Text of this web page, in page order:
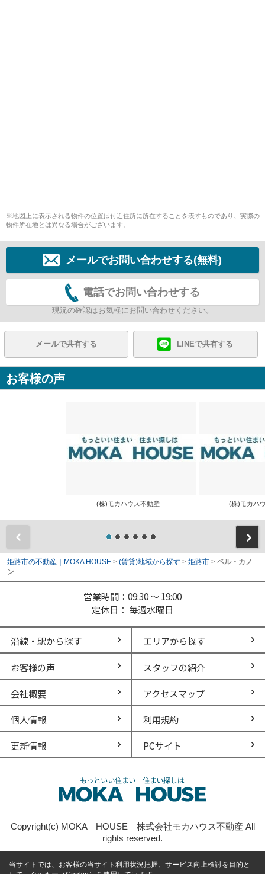
※地図上に表示される物件の位置は付近住所に所在することを表すものであり、実際の
物件所在地とは異なる場合がございます。
メールでお問い合わせする(無料)
電話でお問い合わせする
現況の確認はお気軽にお問い合わせください。
メールで共有する LINEで共有する
お客様の声
(株)モカハウス不動産 (株)モカハ
姫路市の不動産｜MOKA HOUSE > (賃貸)地域から探す > 姫路市 > ベル・カノ
ン
営業時間：09:30 ～ 19:00
定休日： 毎週水曜日
沿線・駅から探す エリアから探す
お客様の声 スタッフの紹介
会社概要 アクセスマップ
個人情報 利用規約
更新情報 PCサイト
Copyright(c) MOKA HOUSE 株式会社モカハウス不動産 All
rights reserved.
当サイトでは、お客様の当サイト利用状況把握、サービス向上検討を目的と